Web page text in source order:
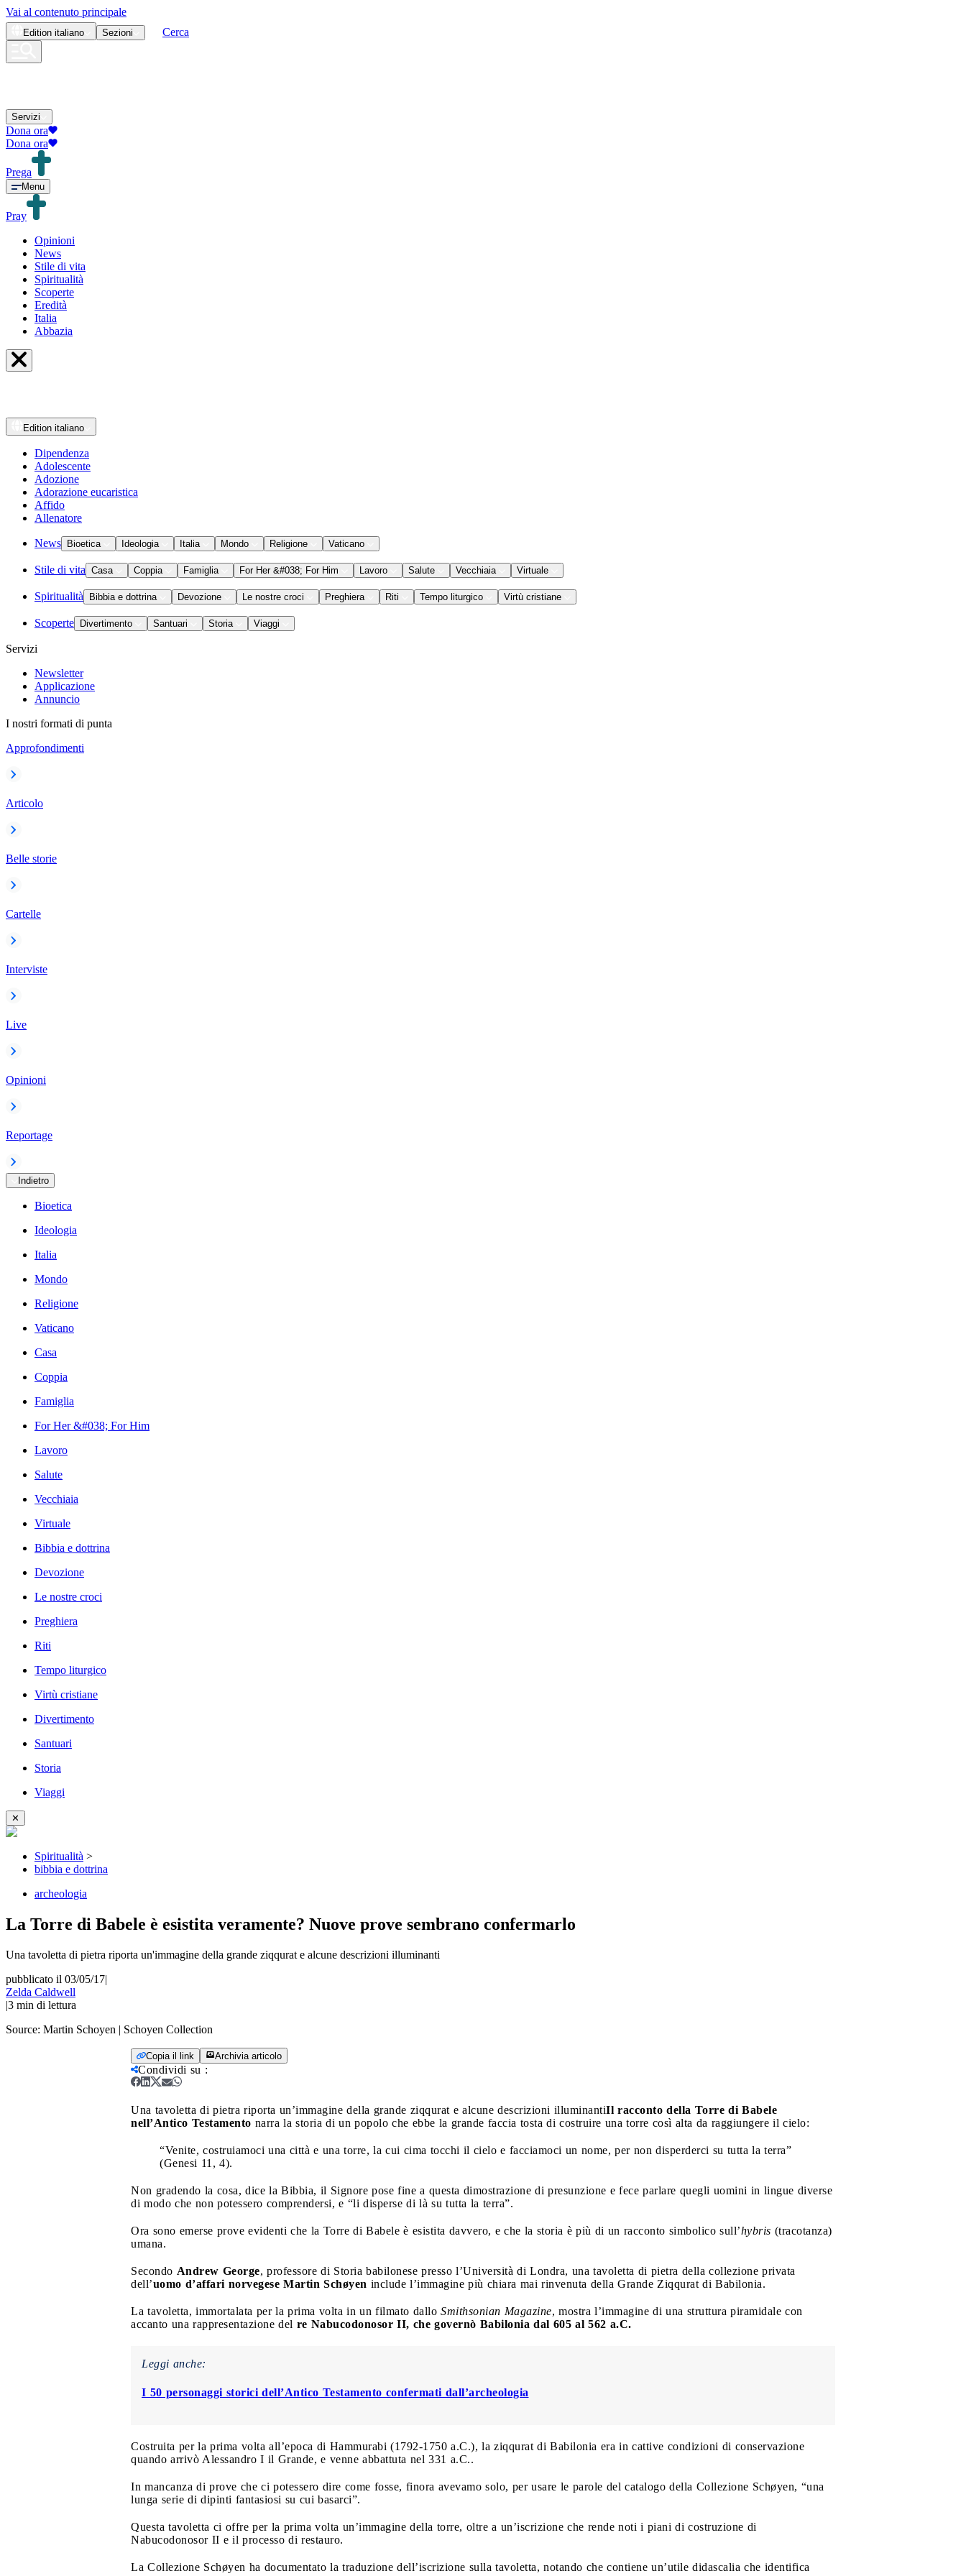
Vai al contenuto principale
Edition italiano Sezioni Cerca
Servizi
Dona ora
Dona ora
Prega
Menu
Pray
Opinioni
News
Stile di vita
Spiritualità
Scoperte
Eredità
Italia
Abbazia
Edition italiano
Dipendenza
Adolescente
Adozione
Adorazione eucaristica
Affido
Allenatore
News Bioetica Ideologia Italia Mondo Religione Vaticano
Stile di vita Casa Coppia Famiglia For Her &#038; For Him Lavoro Salute Vecchiaia Virtuale
Spiritualità Bibbia e dottrina Devozione Le nostre croci Preghiera Riti Tempo liturgico Virtù cristiane
Scoperte Divertimento Santuari Storia Viaggi
Servizi
Newsletter
Applicazione
Annuncio
I nostri formati di punta
Approfondimenti
Articolo
Belle storie
Cartelle
Interviste
Live
Opinioni
Reportage
Indietro
Bioetica
Ideologia
Italia
Mondo
Religione
Vaticano
Casa
Coppia
Famiglia
For Her &#038; For Him
Lavoro
Salute
Vecchiaia
Virtuale
Bibbia e dottrina
Devozione
Le nostre croci
Preghiera
Riti
Tempo liturgico
Virtù cristiane
Divertimento
Santuari
Storia
Viaggi
✕
Spiritualità >
bibbia e dottrina
archeologia
La Torre di Babele è esistita veramente? Nuove prove sembrano confermarlo
Una tavoletta di pietra riporta un'immagine della grande ziqqurat e alcune descrizioni illuminanti
pubblicato il 03/05/17|
Zelda Caldwell
|3 min di lettura
Source: Martin Schoyen | Schoyen Collection
Copia il link Archivia articolo
Condividi su :
Una tavoletta di pietra riporta un’immagine della grande ziqqurat e alcune descrizioni illuminantiIl racconto della Torre di Babele
nell’Antico Testamento narra la storia di un popolo che ebbe la grande faccia tosta di costruire una torre così alta da raggiungere il cielo:
“Venite, costruiamoci una città e una torre, la cui cima tocchi il cielo e facciamoci un nome, per non disperderci su tutta la terra”
(Genesi 11, 4).
Non gradendo la cosa, dice la Bibbia, il Signore pose fine a questa dimostrazione di presunzione e fece parlare quegli uomini in lingue diverse
di modo che non potessero comprendersi, e “li disperse di là su tutta la terra”.
Ora sono emerse prove evidenti che la Torre di Babele è esistita davvero, e che la storia è più di un racconto simbolico sull’hybris (tracotanza)
umana.
Secondo Andrew George, professore di Storia babilonese presso l’Università di Londra, una tavoletta di pietra della collezione privata
dell’uomo d’affari norvegese Martin Schøyen include l’immagine più chiara mai rinvenuta della Grande Ziqqurat di Babilonia.
La tavoletta, immortalata per la prima volta in un filmato dallo Smithsonian Magazine, mostra l’immagine di una struttura piramidale con
accanto una rappresentazione del re Nabucodonosor II, che governò Babilonia dal 605 al 562 a.C.
Leggi anche:
I 50 personaggi storici dell’Antico Testamento confermati dall’archeologia
Costruita per la prima volta all’epoca di Hammurabi (1792-1750 a.C.), la ziqqurat di Babilonia era in cattive condizioni di conservazione
quando arrivò Alessandro I il Grande, e venne abbattuta nel 331 a.C..
In mancanza di prove che ci potessero dire come fosse, finora avevamo solo, per usare le parole del catalogo della Collezione Schøyen, “una
lunga serie di dipinti fantasiosi su cui basarci”.
Questa tavoletta ci offre per la prima volta un’immagine della torre, oltre a un’iscrizione che rende noti i piani di costruzione di
Nabucodonosor II e il processo di restauro.
La Collezione Schøyen ha documentato la traduzione dell’iscrizione sulla tavoletta, notando che contiene un’utile didascalia che identifica